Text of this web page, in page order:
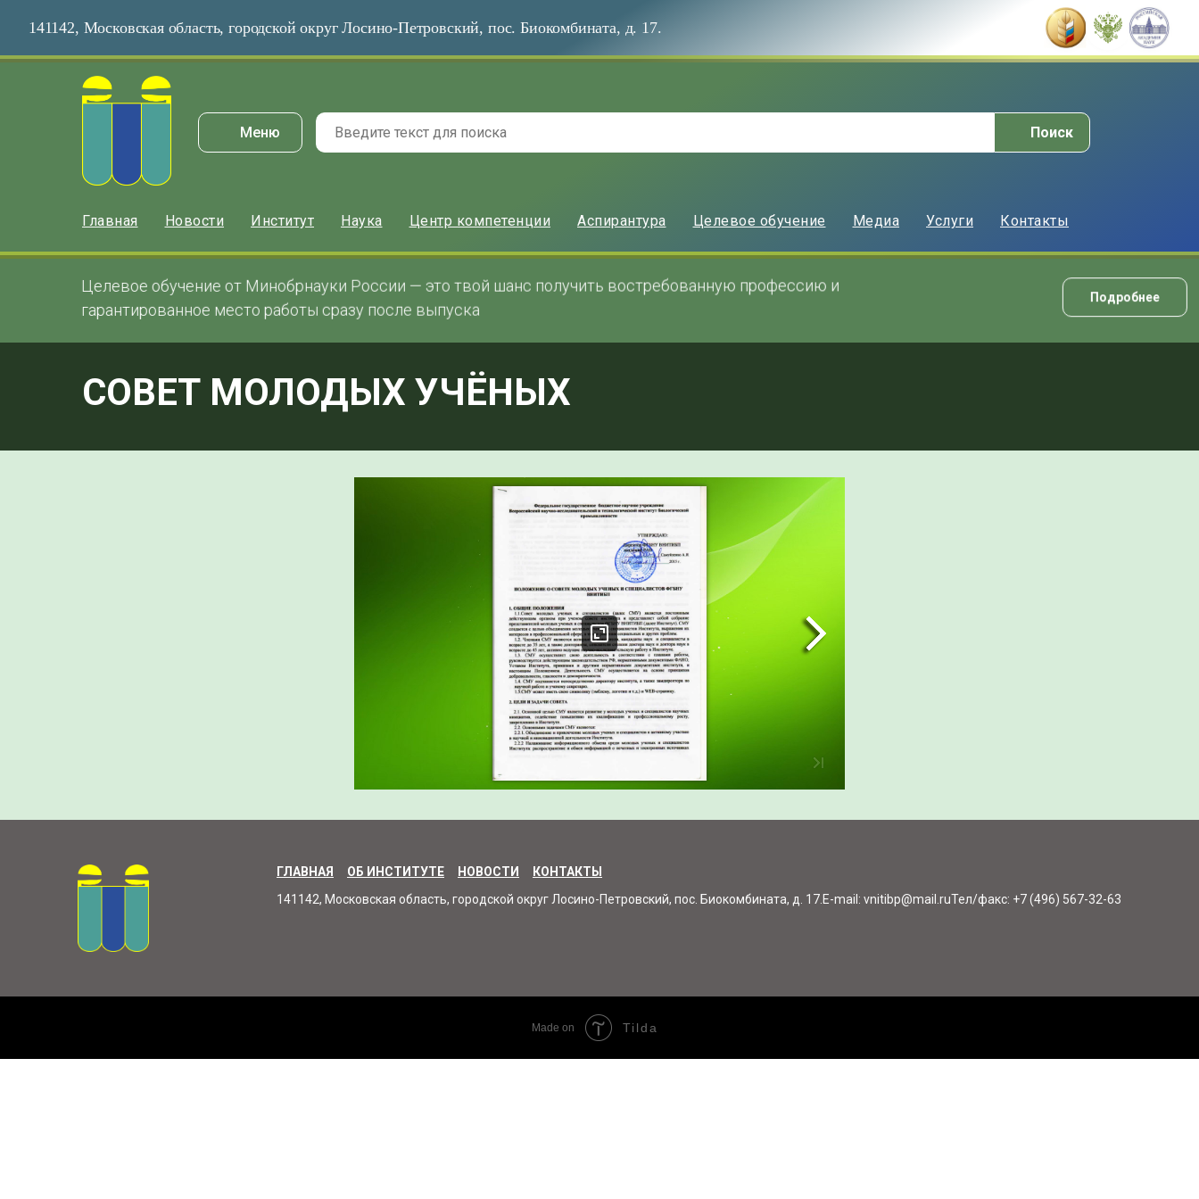
141142, Московская область, городской округ Лосино-Петровский, пос. Биокомбината, д. 17.
Меню Поиск
Главная Новости Институт Наука Центр компетенции Аспирантура Целевое обучение Медиа Услуги Контакты
Целевое обучение от Минобрнауки России — это твой шанс получить востребованную профессию и
гарантированное место работы сразу после выпуска
Подробнее
CОВЕТ МОЛОДЫХ УЧЁНЫХ
ГЛАВНАЯ ОБ ИНСТИТУТЕ НОВОСТИ
КОНТАКТЫ
141142, Московская область, городской округ Лосино-Петровский, пос. Биокомбината, д. 17. E-mail: vnitibp@mail.ruТел/факс: +7 (496) 567-32-63
Made on Tilda